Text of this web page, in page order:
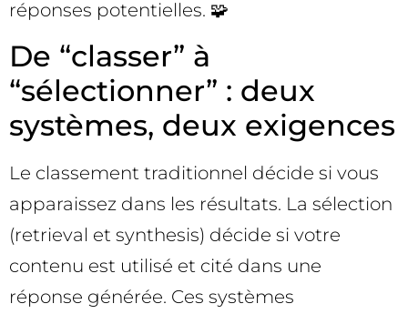
réponses potentielles. 🧩
De “classer” à
“sélectionner” : deux
systèmes, deux exigences
Le classement traditionnel décide si vous
apparaissez dans les résultats. La sélection
(retrieval et synthesis) décide si votre
contenu est utilisé et cité dans une
réponse générée. Ces systèmes